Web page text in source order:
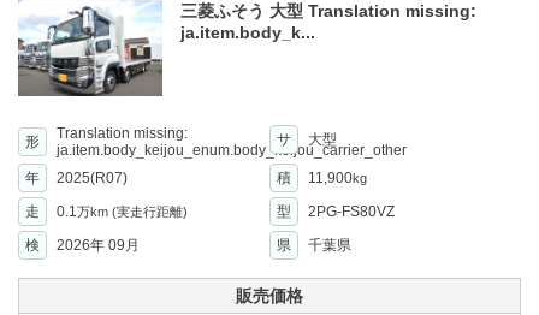
三菱ふそう 大型 Translation missing:
ja.item.body_k...
形
Translation missing:
ja.item.body_keijou_enum.body_keijou_carrier_other
サ 大型
年 2025(R07) 積 11,900kg
走 0.1万km (実走行距離) 型
2PG-FS80VZ
検
2026年 09月 県 千葉県
販売価格